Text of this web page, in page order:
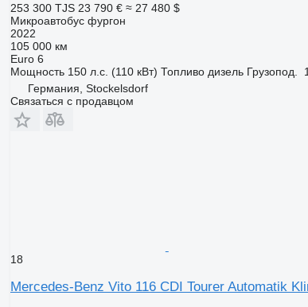
253 300 TJS 23 790 € ≈ 27 480 $
Микроавтобус фургон
2022
105 000 км
Euro 6
Мощность 150 л.с. (110 кВт) Топливо дизель Грузопод.
Германия, Stockelsdorf
Связаться с продавцом
18
Mercedes-Benz Vito 116 CDI Tourer Automatik